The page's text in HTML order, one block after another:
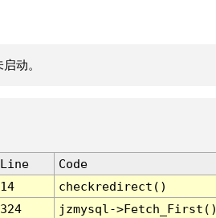
动。
Line
Code
14
checkredirect()
324
jzmysql-